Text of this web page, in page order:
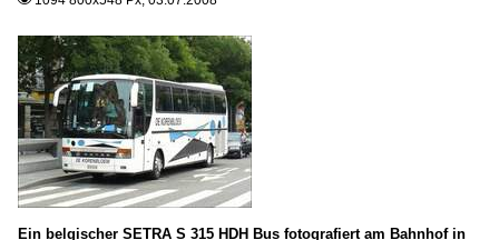
Rom
Kroatien - Betriebe
Čazmatrans
Kroatien - Städte
Zagreb
Ein belgischer SETRA S 315 HDH Bus fotografiert am Bahnhof in